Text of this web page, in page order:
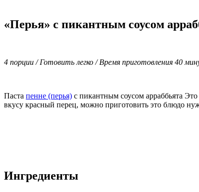
«Перья» с пикантным соусом
4 порции / Готовить легко / Время приготовления 40
Паста пенне (перья) с пикантным соусом арраббьята
вкусу красный перец, можно приготовить это блюдо
Ингредиенты